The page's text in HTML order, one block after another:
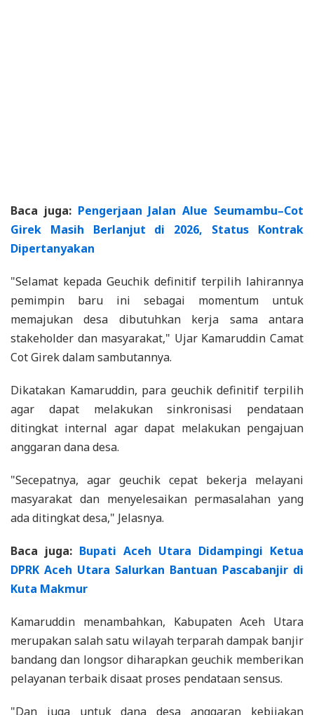
Baca juga: Pengerjaan Jalan Alue Seumambu–Cot
Girek Masih Berlanjut di 2026, Status Kontrak
Dipertanyakan
"Selamat kepada Geuchik definitif terpilih lahirannya
pemimpin baru ini sebagai momentum untuk
memajukan desa dibutuhkan kerja sama antara
stakeholder dan masyarakat," Ujar Kamaruddin Camat
Cot Girek dalam sambutannya.
Dikatakan Kamaruddin, para geuchik definitif terpilih
agar dapat melakukan sinkronisasi pendataan
ditingkat internal agar dapat melakukan pengajuan
anggaran dana desa.
"Secepatnya, agar geuchik cepat bekerja melayani
masyarakat dan menyelesaikan permasalahan yang
ada ditingkat desa," Jelasnya.
Baca juga: Bupati Aceh Utara Didampingi Ketua
DPRK Aceh Utara Salurkan Bantuan Pascabanjir di
Kuta Makmur
Kamaruddin menambahkan, Kabupaten Aceh Utara
merupakan salah satu wilayah terparah dampak banjir
bandang dan longsor diharapkan geuchik memberikan
pelayanan terbaik disaat proses pendataan sensus.
"Dan juga untuk dana desa anggaran kebijakan